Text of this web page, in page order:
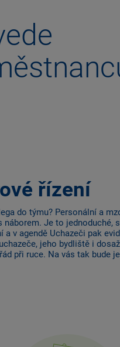
řízení
do týmu? Personální a
náborem. Je to jednoduché,
a v agendě Uchazeči pak
jeho bydliště i
při ruce. Na vás tak bude